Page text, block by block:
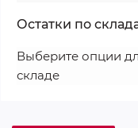
Остатки по
Выберите опции
складе